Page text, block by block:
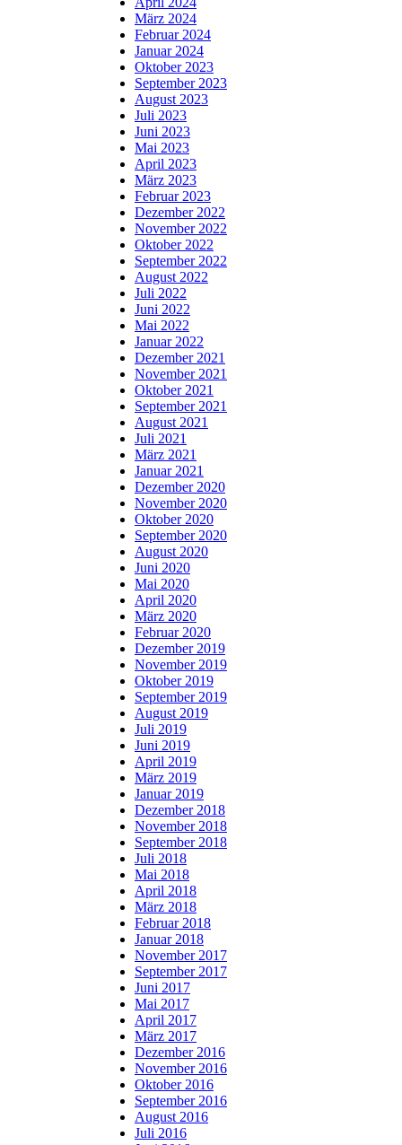
März 2024
Februar 2024
Januar 2024
Oktober 2023
September 2023
August 2023
Juli 2023
Juni 2023
Mai 2023
April 2023
März 2023
Februar 2023
Dezember 2022
November 2022
Oktober 2022
September 2022
August 2022
Juli 2022
Juni 2022
Mai 2022
Januar 2022
Dezember 2021
November 2021
Oktober 2021
September 2021
August 2021
Juli 2021
März 2021
Januar 2021
Dezember 2020
November 2020
Oktober 2020
September 2020
August 2020
Juni 2020
Mai 2020
April 2020
März 2020
Februar 2020
Dezember 2019
November 2019
Oktober 2019
September 2019
August 2019
Juli 2019
Juni 2019
April 2019
März 2019
Januar 2019
Dezember 2018
November 2018
September 2018
Juli 2018
Mai 2018
April 2018
März 2018
Februar 2018
Januar 2018
November 2017
September 2017
Juni 2017
Mai 2017
April 2017
März 2017
Dezember 2016
November 2016
Oktober 2016
September 2016
August 2016
Juli 2016